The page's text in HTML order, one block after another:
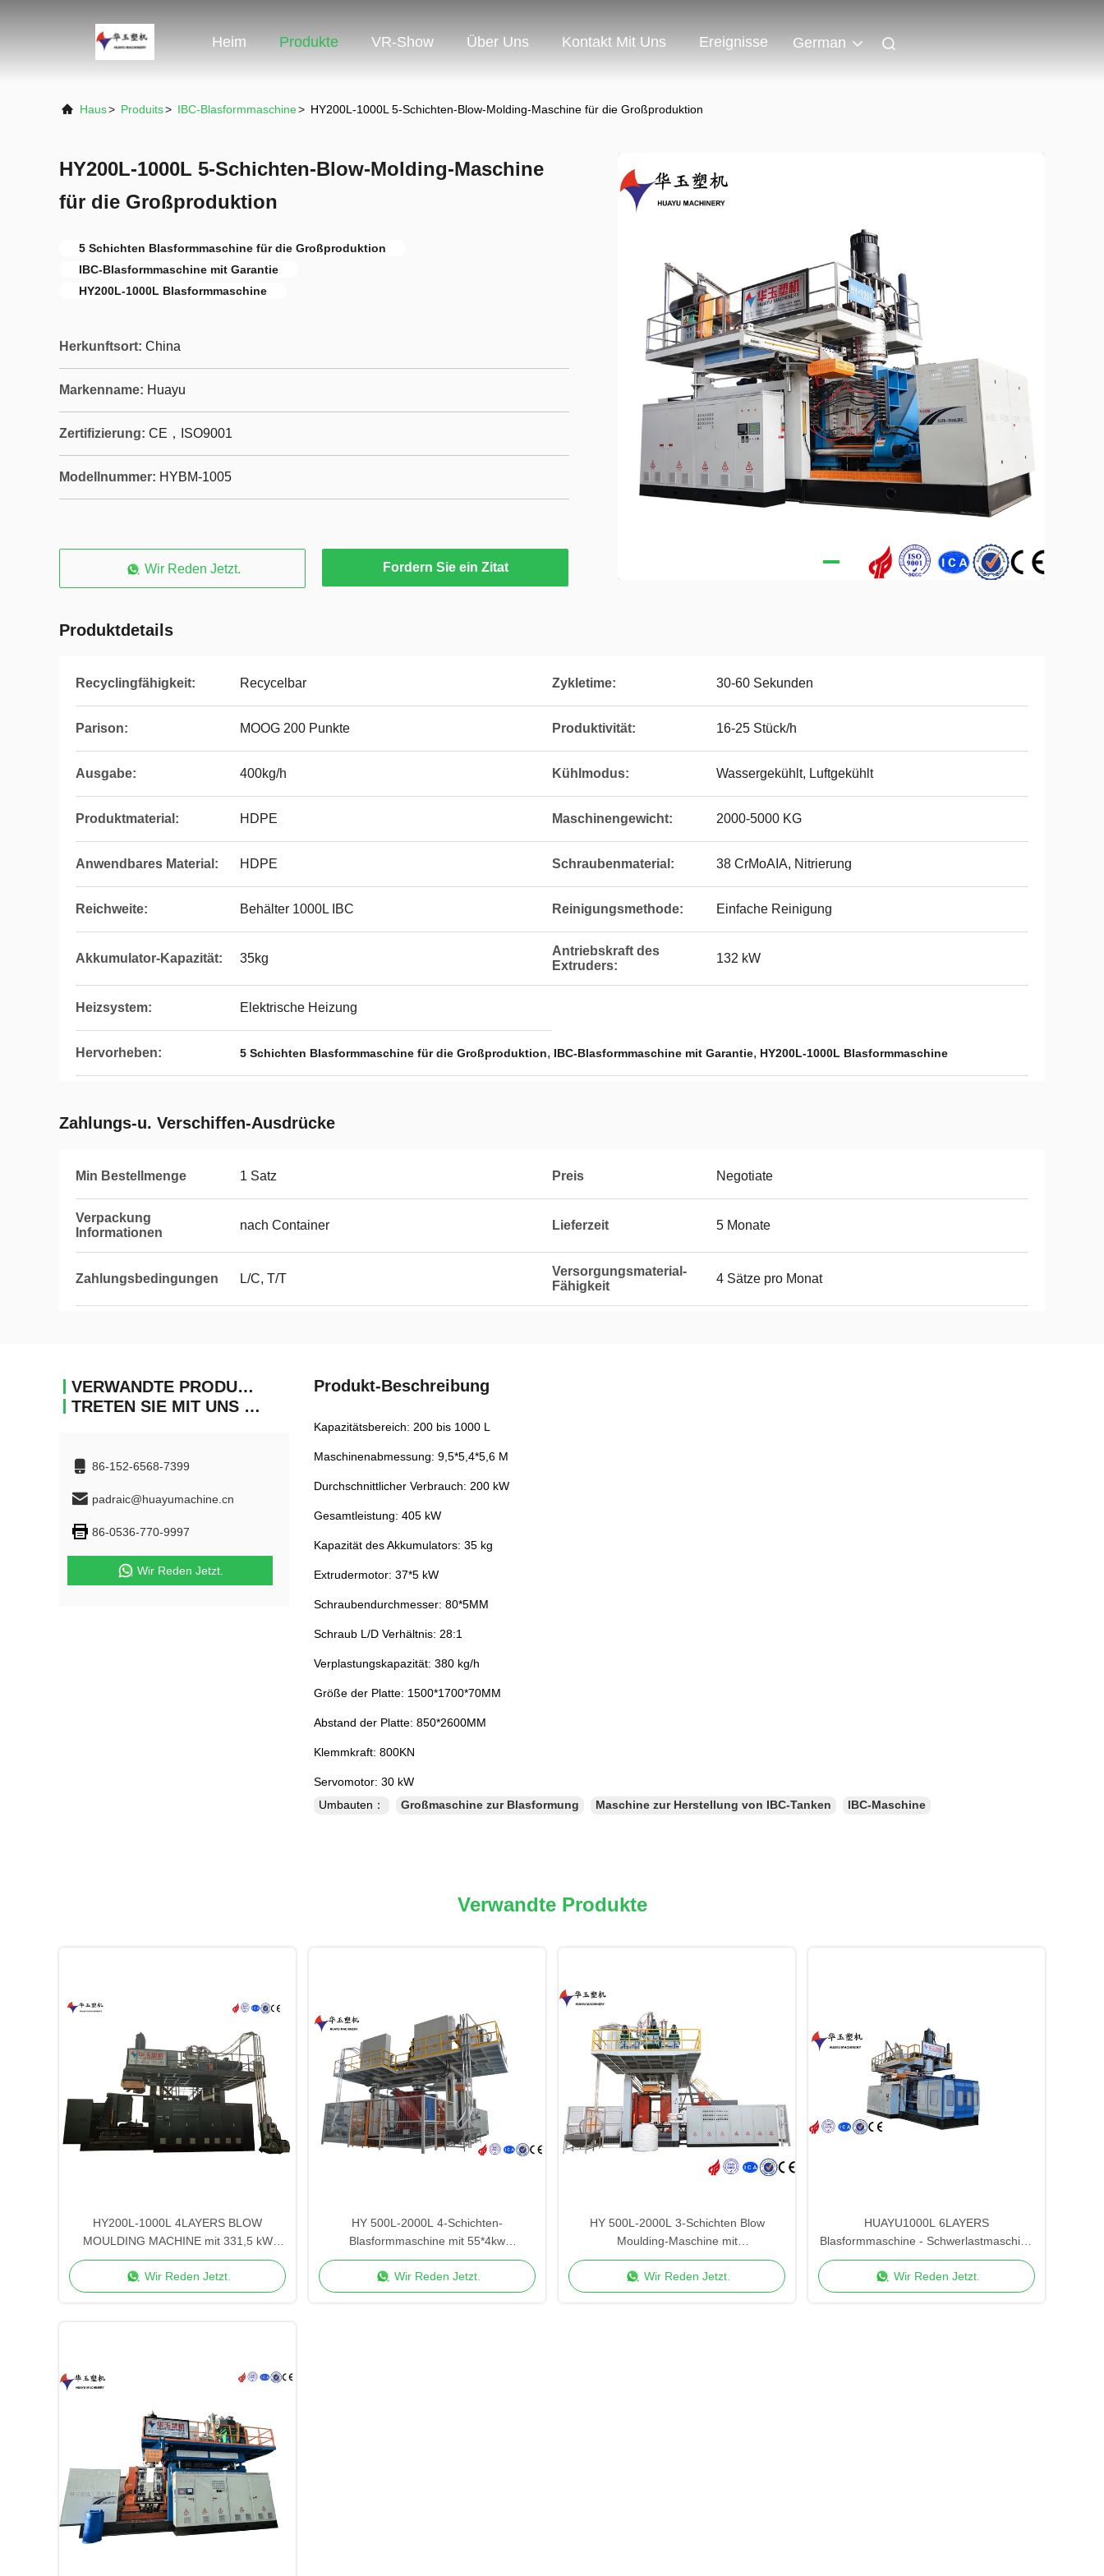
Heim Produkte VR-Show Über Uns Kontakt Mit Uns Ereignisse German
Haus> Produits> IBC-Blasformmaschine> HY200L-1000L 5-Schichten-Blow-Molding-Maschine für die Großproduktion
HY200L-1000L 5-Schichten-Blow-Molding-Maschine
für die Großproduktion
5 Schichten Blasformmaschine für die Großproduktion
IBC-Blasformmaschine mit Garantie
HY200L-1000L Blasformmaschine
Herkunftsort: China
Markenname: Huayu
Zertifizierung: CE，ISO9001
Modellnummer: HYBM-1005
Wir Reden Jetzt. Fordern Sie ein Zitat
Produktdetails
Recyclingfähigkeit: Recycelbar Zykletime: 30-60 Sekunden
Parison: MOOG 200 Punkte Produktivität: 16-25 Stück/h
Ausgabe: 400kg/h Kühlmodus: Wassergekühlt, Luftgekühlt
Produktmaterial: HDPE Maschinengewicht: 2000-5000 KG
Anwendbares Material: HDPE Schraubenmaterial: 38 CrMoAIA, Nitrierung
Reichweite: Behälter 1000L IBC Reinigungsmethode: Einfache Reinigung
Akkumulator-Kapazität: 35kg
Antriebskraft des
Extruders:
132 kW
Heizsystem: Elektrische Heizung
Hervorheben: 5 Schichten Blasformmaschine für die Großproduktion, IBC-Blasformmaschine mit Garantie, HY200L-1000L Blasformmaschine
Zahlungs-u. Verschiffen-Ausdrücke
Min Bestellmenge 1 Satz Preis Negotiate
Verpackung
Informationen
nach Container Lieferzeit 5 Monate
Zahlungsbedingungen L/C, T/T
Versorgungsmaterial-
Fähigkeit
4 Sätze pro Monat
VERWANDTE PRODUKTE
TRETEN SIE MIT UNS IN VERBINDUNG
86-152-6568-7399
padraic@huayumachine.cn
86-0536-770-9997
Wir Reden Jetzt.
Produkt-Beschreibung
Kapazitätsbereich: 200 bis 1000 L
Maschinenabmessung: 9,5*5,4*5,6 M
Durchschnittlicher Verbrauch: 200 kW
Gesamtleistung: 405 kW
Kapazität des Akkumulators: 35 kg
Extrudermotor: 37*5 kW
Schraubendurchmesser: 80*5MM
Schraub L/D Verhältnis: 28:1
Verplastungskapazität: 380 kg/h
Größe der Platte: 1500*1700*70MM
Abstand der Platte: 850*2600MM
Klemmkraft: 800KN
Servomotor: 30 kW
Umbauten：
Großmaschine zur Blasformung Maschine zur Herstellung von IBC-Tanken IBC-Maschine
Verwandte Produkte
HY200L-1000L 4LAYERS BLOW
MOULDING MACHINE mit 331,5 kW
Gesamtleistung für großen Container
Wir Reden Jetzt.
HY 500L-2000L 4-Schichten-
Blasformmaschine mit 55*4kw
Extrudermotor
Wir Reden Jetzt.
HY 500L-2000L 3-Schichten Blow
Moulding-Maschine mit
Schraubendurchmesser 90/120/90mm
Wir Reden Jetzt.
HUAYU1000L 6LAYERS
Blasformmaschine - Schwerlastmaschine
mit erhöhtem Sicherheitsniveau
Wir Reden Jetzt.